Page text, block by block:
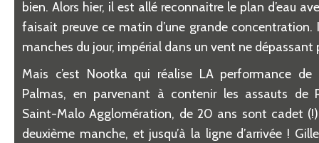
bien. Alors hier, il est allé reconnaitre le plan d’eau
faisait preuve ce matin d’une grande concentration.
manches du jour, impérial dans un vent ne dépassant
Mais c’est Nootka qui réalise LA performance de
Palmas, en parvenant à contenir les assauts de
Saint-Malo Agglomération, de 20 ans sont cadet
deuxième manche, et jusqu’à la ligne d’arrivée !